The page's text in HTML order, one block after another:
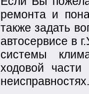
ремонта и
также задать
автосервисе в
системы
ходовой
неисправностях.